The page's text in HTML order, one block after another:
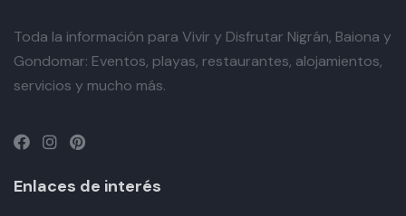
Toda la información para Vivir y Disfrutar Nigrán, Baiona y
Gondomar: Eventos, playas, restaurantes, alojamientos,
servicios y mucho más.
Enlaces de interés